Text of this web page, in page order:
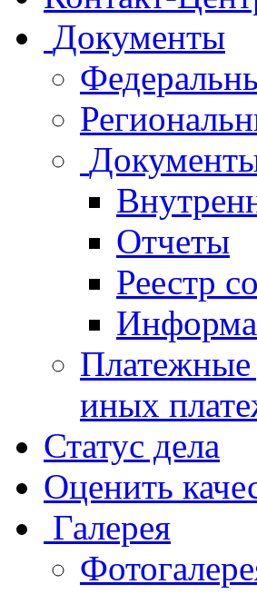
Документы
Отчеты
Реестр
иных
Статус дела
Оценить
Галерея